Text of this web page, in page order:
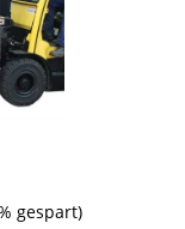
gespart)